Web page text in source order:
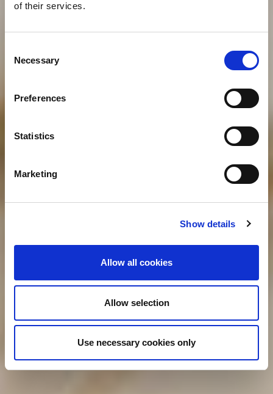
of their services.
Selection
Necessary
Preferences
Statistics
Marketing
Show details
Allow all cookies
Allow selection
Use necessary cookies only